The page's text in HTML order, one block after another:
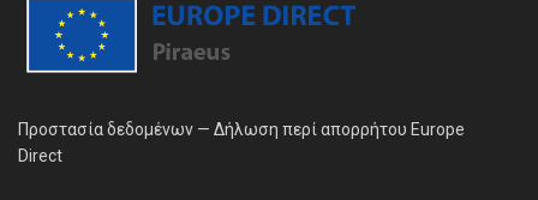
Προστασία δεδομένων — Δήλωση περί απορρήτου Europe
Direct